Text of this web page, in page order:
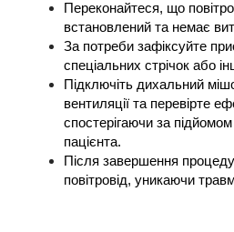
Переконайтеся, що
встановлений та немає
За потреби зафіксуйте
спеціальних стрічок або
Підключіть дихальний
вентиляції та перевірте
спостерігаючи за підйомом
пацієнта.
Після завершення
повітровід, уникаючи